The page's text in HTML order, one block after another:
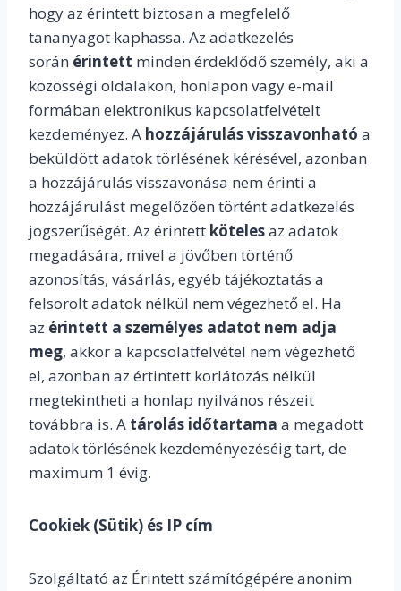
hogy az érintett biztosan a megfelelő
tananyagot kaphassa. Az adatkezelés
során érintett minden érdeklődő személy, aki a
közösségi oldalakon, honlapon vagy e-mail
formában elektronikus kapcsolatfelvételt
kezdeményez. A hozzájárulás visszavonható a
beküldött adatok törlésének kérésével, azonban
a hozzájárulás visszavonása nem érinti a
hozzájárulást megelőzően történt adatkezelés
jogszerűségét. Az érintett kötelesaz adatok
megadására, mivel a jövőben történő
azonosítás, vásárlás, egyéb tájékoztatás a
felsorolt adatok nélkül nem végezhető el. Ha
az érintett a személyes adatot nem adja
meg, akkor a kapcsolatfelvétel nem végezhető
el, azonban az értintett korlátozás nélkül
megtekintheti a honlap nyilvános részeit
továbbra is. A tárolás időtartama a megadott
adatok törlésének kezdeményezéséig tart, de
maximum 1 évig.
Cookiek (Sütik) és IP cím
Szolgáltató az Érintett számítógépére anonim